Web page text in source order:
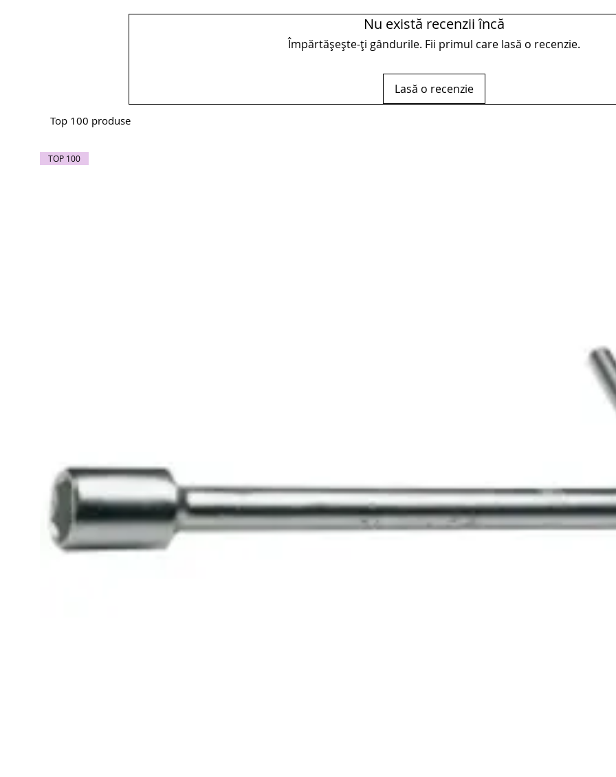
Nu există recenzii încă
Împărtășește-ți gândurile. Fii primul care lasă o recenzie.
Lasă o recenzie
Top 100 produse
TOP 100